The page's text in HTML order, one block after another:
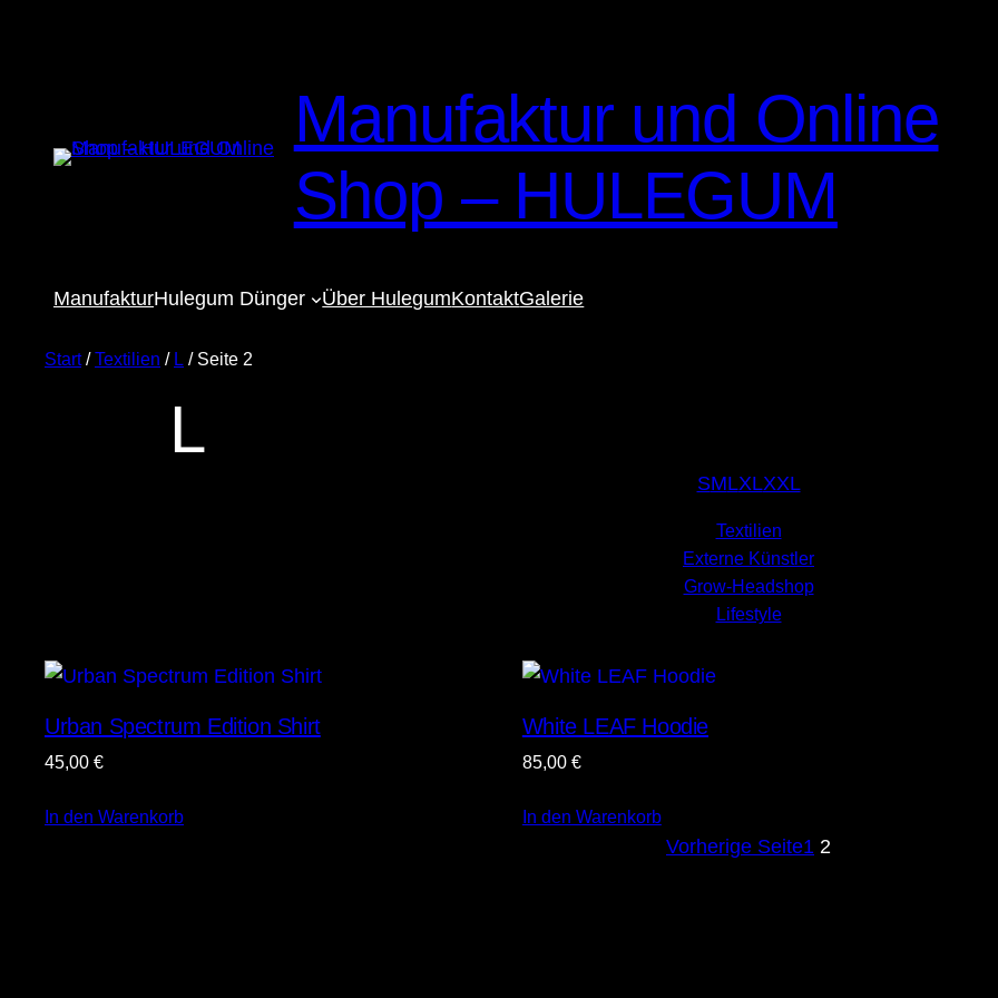
Manufaktur und Online
Shop – HULEGUM
ManufakturHulegum Dünger Über HulegumKontaktGalerie
Start/Textilien / L / Seite 2
L
SMLXLXXL
Textilien
Externe Künstler
Grow-Headshop
Lifestyle
Urban Spectrum Edition Shirt
45,00 €
In den Warenkorb
White LEAF Hoodie
85,00 €
In den Warenkorb
Vorherige Seite1 2